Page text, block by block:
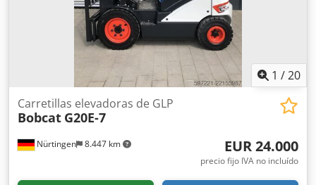
1 /20
Nürtingen 8.447 km
Carretillas elevadoras de GLP
Bobcat G20E-7
EUR 24.000
precio fijo IVA no incluído